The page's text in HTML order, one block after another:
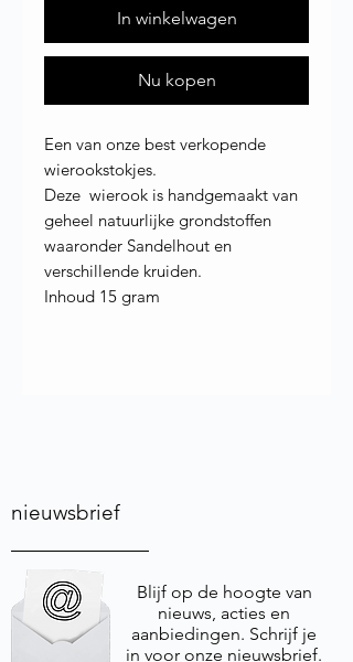
In winkelwagen
Nu kopen
Een van onze best verkopende
wierookstokjes.
Deze wierook is handgemaakt van
geheel natuurlijke grondstoffen
waaronder Sandelhout en
verschillende kruiden.
Inhoud 15 gram
nieuwsbrief
Blijf op de hoogte van
nieuws, acties en
aanbiedingen. Schrijf je
in voor onze nieuwsbrief.